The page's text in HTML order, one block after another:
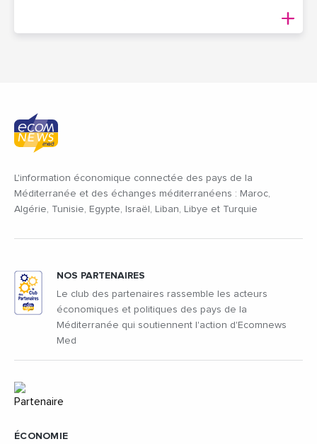
L'information économique connectée des pays de la
Méditerranée et des échanges méditerranéens : Maroc,
Algérie, Tunisie, Egypte, Israël, Liban, Libye et Turquie
ÉCONOMIE
NOS PARTENAIRES
Le club des partenaires rassemble les acteurs
économiques et politiques des pays de la
Méditerranée qui soutiennent l'action d'Ecomnews
Med